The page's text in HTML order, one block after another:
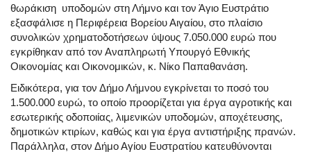
θωράκιση υποδομών στη Λήμνο και τον Άγιο Ευστράτιο
εξασφάλισε η Περιφέρεια Βορείου Αιγαίου, στο πλαίσιο
συνολικών χρηματοδοτήσεων ύψους 7.050.000 ευρώ που
εγκρίθηκαν από τον Αναπληρωτή Υπουργό Εθνικής
Οικονομίας και Οικονομικών, κ. Νίκο Παπαθανάση.
Ειδικότερα, για τον Δήμο Λήμνου εγκρίνεται το ποσό του
1.500.000 ευρώ, το οποίο προορίζεται για έργα αγροτικής και
εσωτερικής οδοποιίας, λιμενικών υποδομών, αποχέτευσης,
δημοτικών κτιρίων, καθώς και για έργα αντιστήριξης πρανών.
Παράλληλα, στον Δήμο Αγίου Ευστρατίου κατευθύνονται